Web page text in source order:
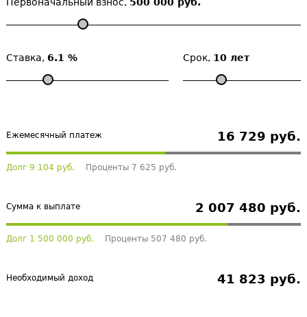
Ставка, 6.1 % Срок, 10 лет
Ежемесячный платеж 16 729 руб.
Долг 9 104 руб. Проценты 7 625 руб.
Сумма к выплате 2 007 480 руб.
Долг 1 500 000 руб. Проценты 507 480 руб.
Необходимый доход 41 823 руб.